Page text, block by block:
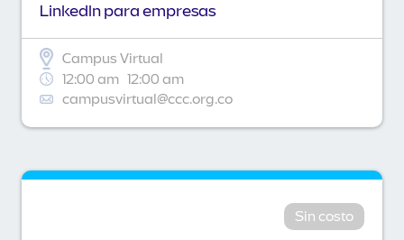
Linkedln para empresas
Campus Virtual
12:00 am 12:00 am
campusvirtual@ccc.org.co
Sin costo